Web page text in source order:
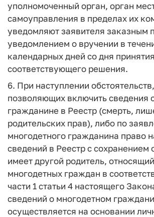
уполномоченный орган, орган
самоуправления в пределах их
уведомляют заявителя заказным
уведомлением о вручении в
календарных дней со дня принятия
соответствующего решения.
6. При наступлении
позволяющих включить сведения
гражданине в Реестр (смерть,
родительских прав), либо по
многодетного гражданина право
сведений в Реестр с сохранением
имеет другой родитель,
многодетных граждан в
части 1 статьи 4 настоящего
сведений о многодетном
осуществляется на основании